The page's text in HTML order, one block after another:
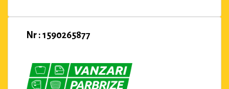
Nr : 1590265877